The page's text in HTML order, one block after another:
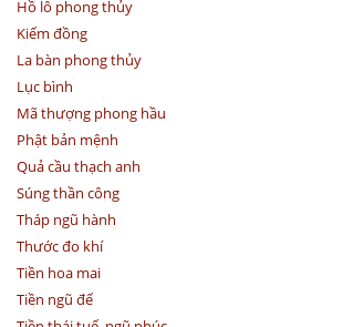
Hồ lô phong thủy
Kiếm đồng
La bàn phong thủy
Lục bình
Mã thượng phong hầu
Phật bản mệnh
Quả cầu thạch anh
Súng thần công
Tháp ngũ hành
Thước đo khí
Tiền hoa mai
Tiền ngũ đế